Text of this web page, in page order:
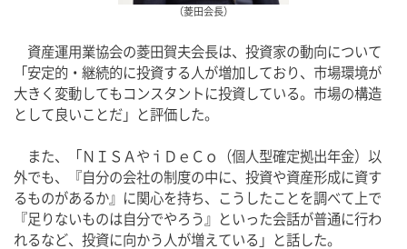
（菱田会長）
資産運用業協会の菱田賀夫会長は、投資家の動向について
「安定的・継続的に投資する人が増加しており、市場環境が
大きく変動してもコンスタントに投資している。市場の構造
として良いことだ」と評価した。
また、「ＮＩＳＡやｉＤｅＣｏ（個人型確定拠出年金）以
外でも、『自分の会社の制度の中に、投資や資産形成に資す
るものがあるか』に関心を持ち、こうしたことを調べて上で
『足りないものは自分でやろう』といった会話が普通に行わ
れるなど、投資に向かう人が増えている」と話した。